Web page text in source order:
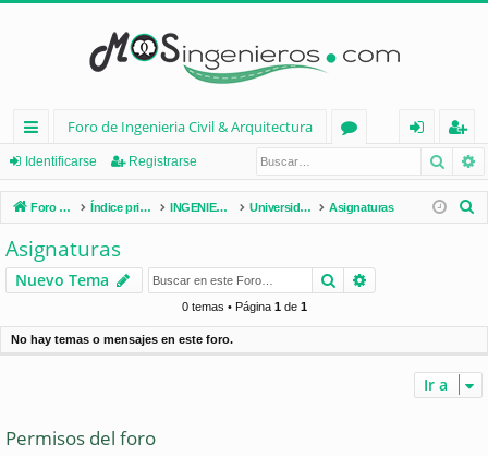
nl
ac
es
rá
pi
d
Foro de Ingenieria Civil & Arquitectura
os
nt
ifi
e
eg
ist
ra
Identificarse Registrarse
Foro de Ingenieria Civil & Arquitectura Índice principal INGENIERÍA CIVIL (España) Universidades de España Asignaturas
r
Asignaturas
Nuevo Tema Buscar
0 temas • Página 1de 1
No hay temas o mensajes en este foro.
Ir a
Permisos del foro